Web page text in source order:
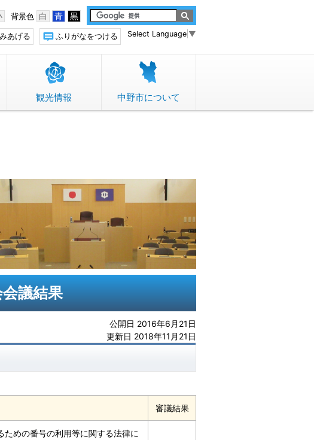
背景色 白 青 黒
Select Language ▼
ふりがなをつける
あげる
観光情報 中野市について
議結果
公開日 2016年6月21日
更新日 2018年11月21日
審議結果
めの番号の利用等に関する法律に